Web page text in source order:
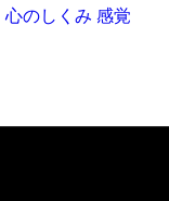
心のしくみ 感覚